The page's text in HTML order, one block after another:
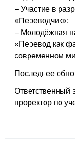
– Участие в
«Переводчик»;
– Молодёжная
«Перевод как
современном
Последнее
Ответственный
проректор по